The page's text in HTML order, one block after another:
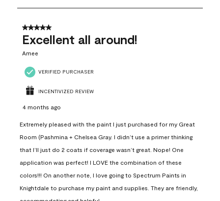
8
25
Reviews
5 out of 5 stars.
Excellent all around!
Amee
VERIFIED PURCHASER
INCENTIVIZED REVIEW
4 months ago
Extremely pleased with the paint I just purchased for my Great
Room (Pashmina + Chelsea Gray. I didn’t use a primer thinking
that I’ll just do 2 coats if coverage wasn’t great. Nope! One
application was perfect! I LOVE the combination of these
colors!!! On another note, I love going to Spectrum Paints in
Knightdale to purchase my paint and supplies. They are friendly,